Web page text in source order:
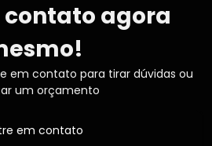
contato agora
em contato para tirar dúvidas ou
um orçamento
em contato